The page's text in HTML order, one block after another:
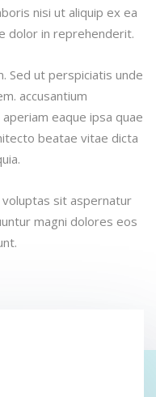
nisi ut aliquip ex ea
dolor in reprehenderit.
Sed ut perspiciatis unde
accusantium
eaque ipsa quae
beatae vitae dicta
sit aspernatur
magni dolores eos